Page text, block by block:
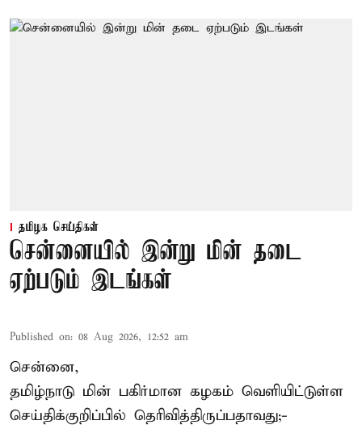
தமிழக செய்திகள்
சென்னையில் இன்று மின் தடை
ஏற்படும் இடங்கள்
Published on: 08 Aug 2026, 12:52 am
சென்னை,
தமிழ்நாடு மின் பகிர்மான கழகம் வெளியிட்டுள்ள
செய்திக்குறிப்பில் தெரிவித்திருப்பதாவது;-